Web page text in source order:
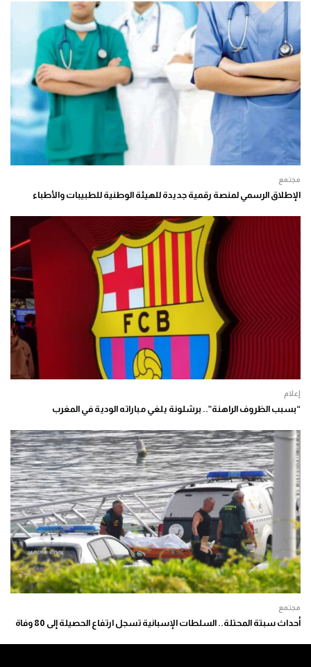
مجتمع
الإطلاق الرسمي لمنصة رقمية جديدة للهيئة الوطنية للطبيبات والأطباء
إعلام
“بسبب الظروف الراهنة”.. برشلونة يلغي مباراته الودية في المغرب
مجتمع
أحداث سبتة المحتلة.. السلطات الإسبانية تسجل ارتفاع الحصيلة إلى 80 وفاة